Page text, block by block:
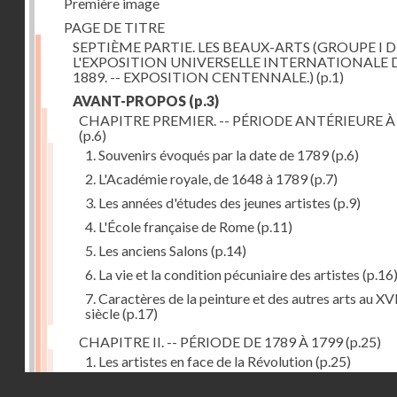
PAGE DE TITRE
SEPTIÈME PARTIE. LES BEAUX-ARTS (GROUPE I
L'EXPOSITION UNIVERSELLE INTERNATIONALE
1889. -- EXPOSITION CENTENNALE.) (p.1)
AVANT-PROPOS (p.3)
CHAPITRE PREMIER. -- PÉRIODE ANTÉRIEURE
(p.6)
1. Souvenirs évoqués par la date de 1789(p.6)
2. L'Académie royale, de 1648 à 1789(p.7)
3. Les années d'études des jeunes artistes (p.9)
4. L'École française de Rome(p.11)
5. Les anciens Salons (p.14)
6. La vie et la condition pécuniaire des artistes (p.16)
7. Caractères de la peinture et des autres arts au
siècle(p.17)
CHAPITRE II. -- PÉRIODE DE 1789 À 1799(p.25)
1. Les artistes en face de la Révolution(p.25)